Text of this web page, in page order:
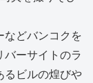
などバンコクを
ーサイトのラ
るビルの煌びや